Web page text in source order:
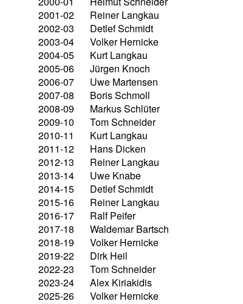
2001-02
Reiner Langkau
2002-03
Detlef Schmidt
2003-04
Volker Hernicke
2004-05
Kurt Langkau
2005-06
Jürgen Knoch
2006-07
Uwe Martensen
2007-08
Boris Schmoll
2008-09
Markus Schlüter
2009-10
Tom Schneider
2010-11
Kurt Langkau
2011-12
Hans Dicken
2012-13
Reiner Langkau
2013-14
Uwe Knabe
2014-15
Detlef Schmidt
2015-16
Reiner Langkau
2016-17
Ralf Peifer
2017-18
Waldemar Bartsch
2018-19
Volker Hernicke
2019-22
Dirk Heil
2022-23
Tom Schneider
2023-24
Alex Kiriakidis
2025-26
Volker Hernicke